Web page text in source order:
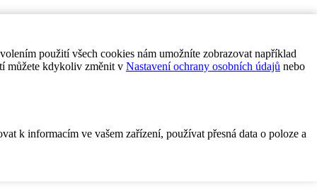
použití všech cookies nám umožníte zobrazovat například
můžete kdykoliv změnit v Nastavení ochrany osobních údajů nebo
k informacím ve vašem zařízení, používat přesná data o poloze a